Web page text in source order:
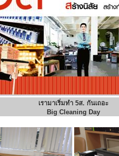
เรามาเริ่มทำ 5ส. กันเถอะ
Big Cleaning Day